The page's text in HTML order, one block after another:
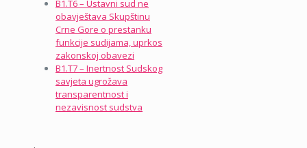
B1.T6 – Ustavni sud ne
obavještava Skupštinu
Crne Gore o prestanku
funkcije sudijama, uprkos
zakonskoj obavezi
B1.T7 – Inertnost Sudskog
savjeta ugrožava
transparentnost i
nezavisnost sudstva